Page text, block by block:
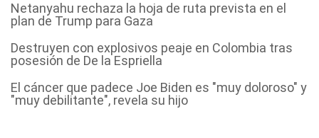
Netanyahu rechaza la hoja de ruta prevista en el
plan de Trump para Gaza
Destruyen con explosivos peaje en Colombia tras
posesión de De la Espriella
El cáncer que padece Joe Biden es "muy doloroso" y
"muy debilitante", revela su hijo